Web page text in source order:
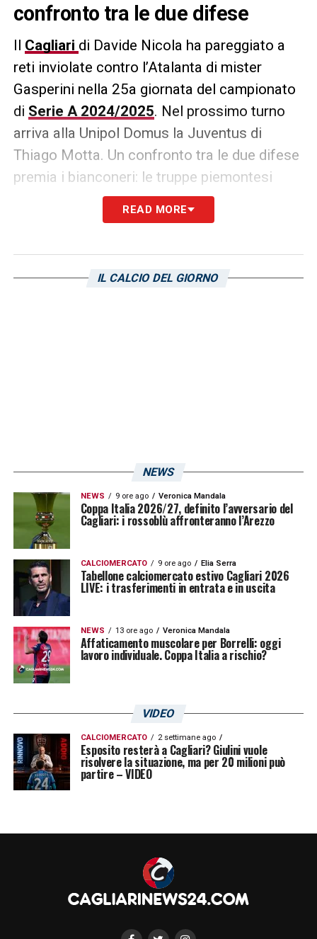
confronto tra le due difese
Il Cagliari di Davide Nicola ha pareggiato a
reti inviolate contro l’Atalanta di mister
Gasperini nella 25a giornata del campionato
di Serie A 2024/2025. Nel prossimo turno
arriva alla Unipol Domus la Juventus di
Thiago Motta. Un confronto tra le due difese
premia i bianconeri: le truppe piemontesi
hanno subito 21 gol, a fronte dei 39 subiti
dalla retroguardia isolana.
READ MORE
IL CALCIO DEL GIORNO
NEWS
NEWS 9 ore ago Veronica Mandala
Coppa Italia 2026/27, definito l’avversario del
Cagliari: i rossoblù affronteranno l’Arezzo
CALCIOMERCATO 9 ore ago Elia Serra
Tabellone calciomercato estivo Cagliari 2026
LIVE: i trasferimenti in entrata e in uscita
NEWS 13 ore ago Veronica Mandala
Affaticamento muscolare per Borrelli: oggi
lavoro individuale. Coppa Italia a rischio?
VIDEO
CALCIOMERCATO 2 settimane ago
Esposito resterà a Cagliari? Giulini vuole
risolvere la situazione, ma per 20 milioni può
partire – VIDEO